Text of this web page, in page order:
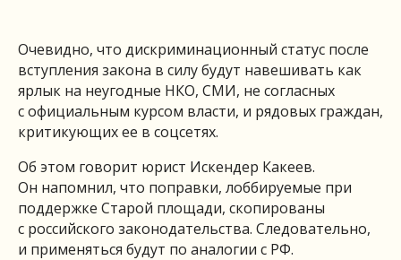
Очевидно, что дискриминационный статус после
вступления закона в силу будут навешивать как
ярлык на неугодные НКО, СМИ, не согласных
с официальным курсом власти, и рядовых граждан,
критикующих ее в соцсетях.
Об этом говорит юрист Искендер Какеев.
Он напомнил, что поправки, лоббируемые при
поддержке Старой площади, скопированы
с российского законодательства. Следовательно,
и применяться будут по аналогии с РФ.